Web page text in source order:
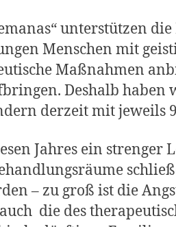
unterstützen
Menschen mit
Maßnahmen
Deshalb
derzeit mit jeweils
Jahres ein strenger
– zu groß ist die
die des